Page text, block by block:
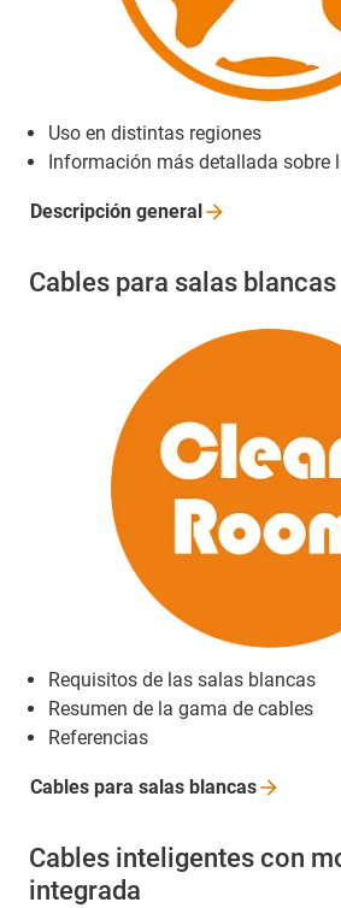
Uso en distintas regiones
Información más detallada sobre
Descripción general
Cables para salas blancas
Requisitos de las salas blancas
Resumen de la gama de cables
Referencias
Cables para salas blancas
Cables inteligentes con
integrada